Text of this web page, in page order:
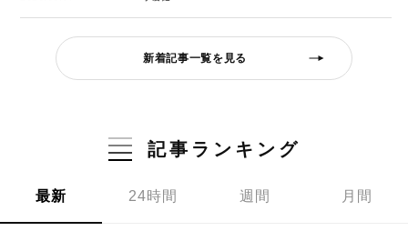
新着記事一覧を見る
記事ランキング
最新 24時間 週間 月間